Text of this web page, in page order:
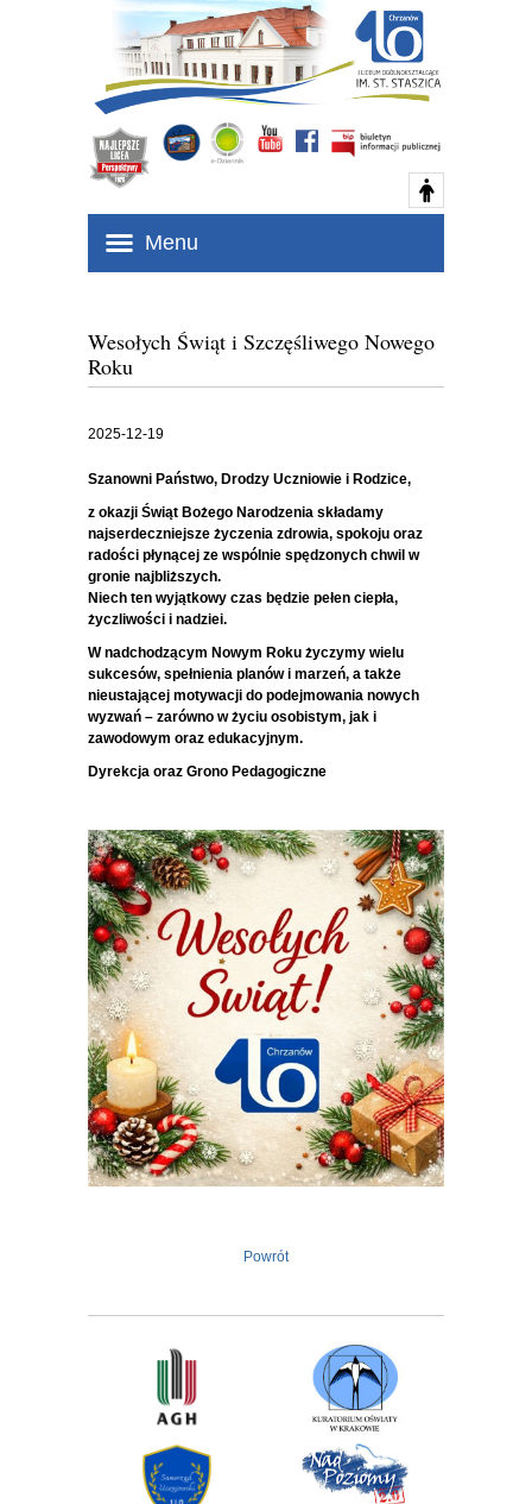
Menu
Wesołych Świąt i Szczęśliwego Nowego
Roku
2025-12-19
Szanowni Państwo, Drodzy Uczniowie i Rodzice,
z okazji Świąt Bożego Narodzenia składamy
najserdeczniejsze życzenia zdrowia, spokoju oraz
radości płynącej ze wspólnie spędzonych chwil w
gronie najbliższych.
Niech ten wyjątkowy czas będzie pełen ciepła,
życzliwości i nadziei.
W nadchodzącym Nowym Roku życzymy wielu
sukcesów, spełnienia planów i marzeń, a także
nieustającej motywacji do podejmowania nowych
wyzwań – zarówno w życiu osobistym, jak i
zawodowym oraz edukacyjnym.
Dyrekcja oraz Grono Pedagogiczne
Powrót